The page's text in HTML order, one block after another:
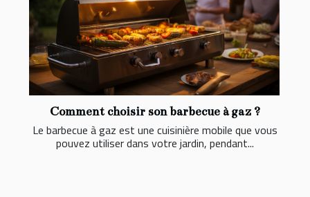
Comment choisir son barbecue à gaz ?
Le barbecue à gaz est une cuisinière mobile que vous
pouvez utiliser dans votre jardin, pendant...